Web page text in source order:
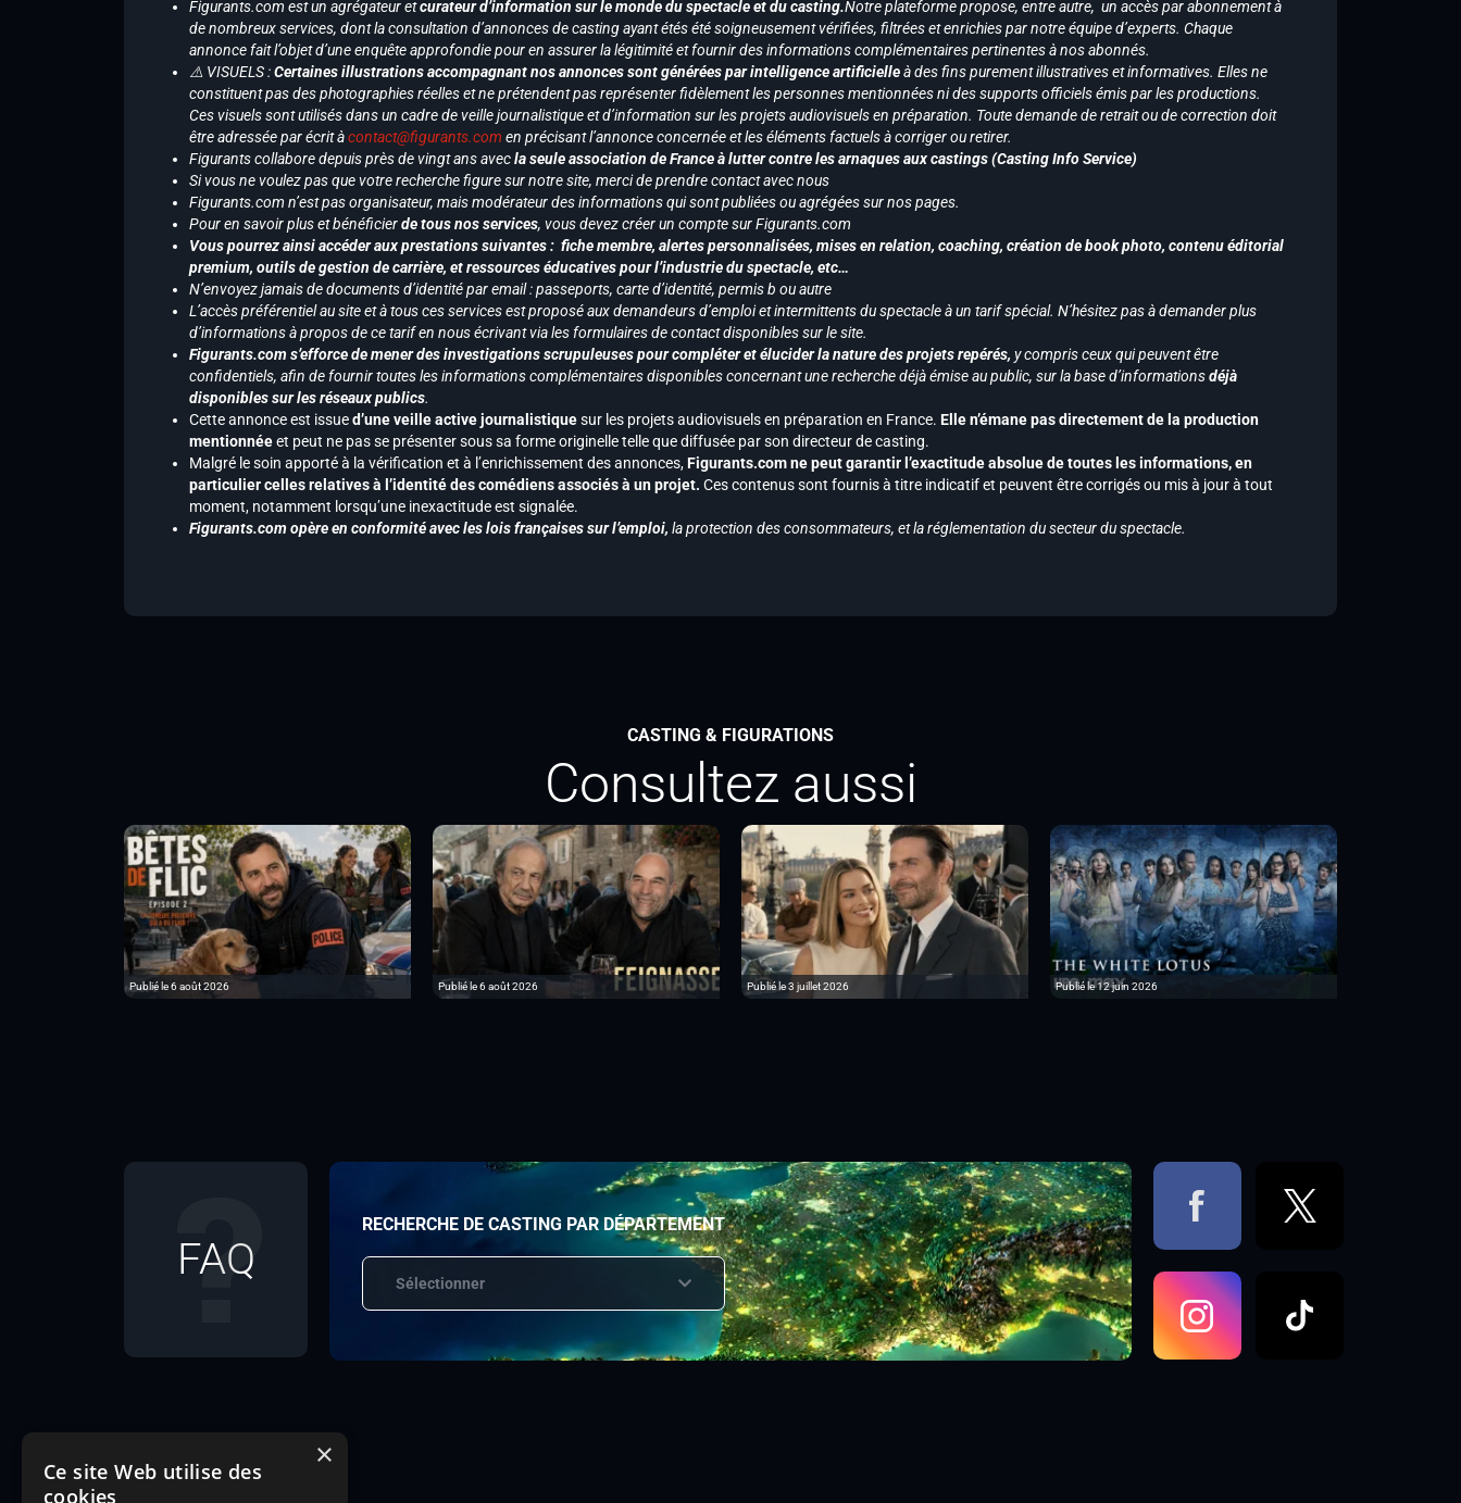
Figurants.com est un agrégateur etcurateur d’information sur le monde du spectacle et du casting.Notre plateforme propose, entre autre, un accès par abonnement à
de nombreux services, dont la consultation d’annonces de casting ayant étés été soigneusement vérifiées, filtrées et enrichies par notre équipe d’experts. Chaque
annonce fait l’objet d’une enquête approfondie pour en assurer la légitimité et fournir des informations complémentaires pertinentes à nos abonnés.
⚠️ VISUELS :Certaines illustrations accompagnant nos annonces sont générées par intelligence artificielleà des fins purement illustratives et informatives. Elles ne
constituent pas des photographies réelles et ne prétendent pas représenter fidèlement les personnes mentionnées ni des supports officiels émis par les productions.
Ces visuels sont utilisés dans un cadre de veille journalistique et d’information sur les projets audiovisuels en préparation. Toute demande de retrait ou de correction doit
être adressée par écrit àcontact@figurants.com en précisant l’annonce concernée et les éléments factuels à corriger ou retirer.
Figurants collabore depuis près de vingt ans avecla seule association de France à lutter contre les arnaques aux castings (Casting Info Service)
Si vous ne voulez pas que votre recherche figure sur notre site, merci de prendre contact avec nous
Figurants.com n’est pas organisateur, mais modérateur des informations qui sont publiées ou agrégées sur nos pages.
Pour en savoir plus et bénéficierde tous nos services, vous devez créer un compte sur Figurants.com
Vous pourrez ainsi accéder aux prestations suivantes : fiche membre, alertes personnalisées, mises en relation, coaching, création de book photo, contenu éditorial
premium, outils de gestion de carrière, et ressources éducatives pour l’industrie du spectacle, etc…
N’envoyez jamais de documents d’identité par email : passeports, carte d’identité, permis b ou autre
L’accès préférentiel au site et à tous ces services est proposé aux demandeurs d’emploi et intermittents du spectacle à un tarif spécial. N’hésitez pas à demander plus
d’informations à propos de ce tarif en nous écrivant via les formulaires de contact disponibles sur le site.
Figurants.com s’efforce de mener des investigations scrupuleuses pour compléter et élucider la nature des projets repérés, y compris ceux qui peuvent être
confidentiels, afin de fournir toutes les informations complémentaires disponibles concernant une recherche déjà émise au public, sur la base d’informationsdéjà
disponibles sur les réseaux publics.
Cette annonce est issued’une veille active journalistiquesur les projets audiovisuels en préparation en France. Elle n’émane pas directement de la production
mentionnéeet peut ne pas se présenter sous sa forme originelle telle que diffusée par son directeur de casting.
Malgré le soin apporté à la vérification et à l’enrichissement des annonces,Figurants.com ne peut garantir l’exactitude absolue de toutes les informations, en
particulier celles relatives à l’identité des comédiens associés à un projet. Ces contenus sont fournis à titre indicatif et peuvent être corrigés ou mis à jour à tout
moment, notamment lorsqu’une inexactitude est signalée.
Figurants.com opère en conformité avec les lois françaises sur l’emploi, la protection des consommateurs, et la réglementation du secteur du spectacle.
CASTING & FIGURATIONS
Consultez aussi
Publié le 6 août 2026 Publié le 6 août 2026 Publié le 3 juillet 2026 Publié le 12 juin 2026
FAQ
RECHERCHE DE CASTING PAR DÉPARTEMENT
Sélectionner
×
Ce site Web utilise des
cookies